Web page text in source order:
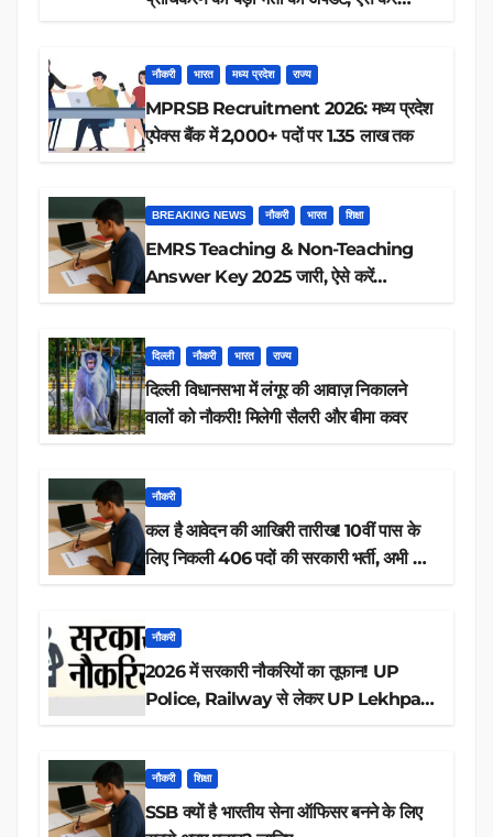
नौकरी भारत मध्य प्रदेश राज्य
MPRSB Recruitment 2026: मध्य प्रदेश
एपेक्स बैंक में 2,000+ पदों पर 1.35 लाख तक
BREAKING NEWS नौकरी भारत शिक्षा
EMRS Teaching & Non-Teaching
Answer Key 2025 जारी, ऐसे करें
दिल्ली नौकरी भारत राज्य
दिल्ली विधानसभा में लंगूर की आवाज़ निकालने
वालों को नौकरी! मिलेगी सैलरी और बीमा कवर
नौकरी
कल है आवेदन की आखिरी तारीख! 10वीं पास के
लिए निकली 406 पदों की सरकारी भर्ती, अभी करें
नौकरी
2026 में सरकारी नौकरियों का तूफान! UP
Police, Railway से लेकर UP Lekhpal
नौकरी शिक्षा
SSB क्यों है भारतीय सेना ऑफिसर बनने के लिए